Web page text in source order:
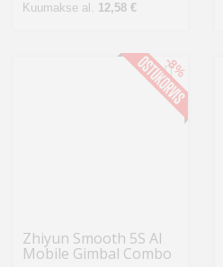
Kuumakse al. 12,58 €
Zhiyun Smooth 5S AI
Mobile Gimbal Combo
-8%